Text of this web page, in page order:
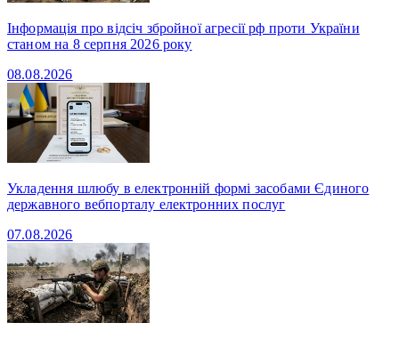
Інформація про відсіч збройної агресії рф проти України
станом на 8 серпня 2026 року
08.08.2026
Укладення шлюбу в електронній формі засобами Єдиного
державного вебпорталу електронних послуг
07.08.2026